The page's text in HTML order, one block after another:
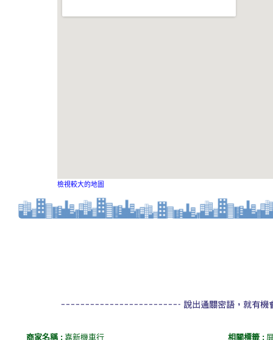
檢視較大的地圖
商家名稱 : 嘉新機車行 相關標籤 :